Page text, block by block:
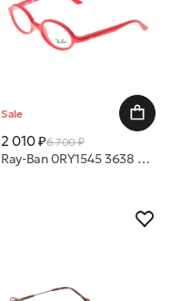
Sale
2 010 ₽6 700 ₽
Ray-Ban 0RY1545 3638 42 16 оправа